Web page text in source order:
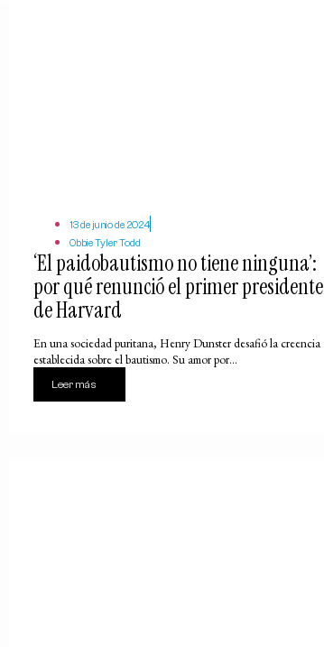
13 de junio de 2024
Obbie Tyler Todd
‘El paidobautismo no tiene ninguna’:
por qué renunció el primer presidente
de Harvard
En una sociedad puritana, Henry Dunster desafió la creencia
establecida sobre el bautismo. Su amor por...
Leer más